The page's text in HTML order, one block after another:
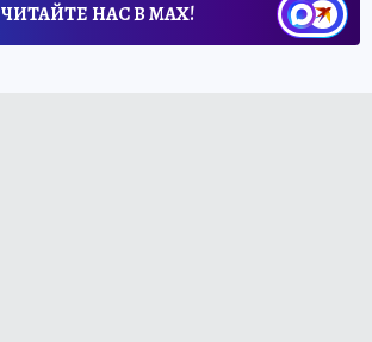
ЧИТАЙТЕ НАС В МАХ!